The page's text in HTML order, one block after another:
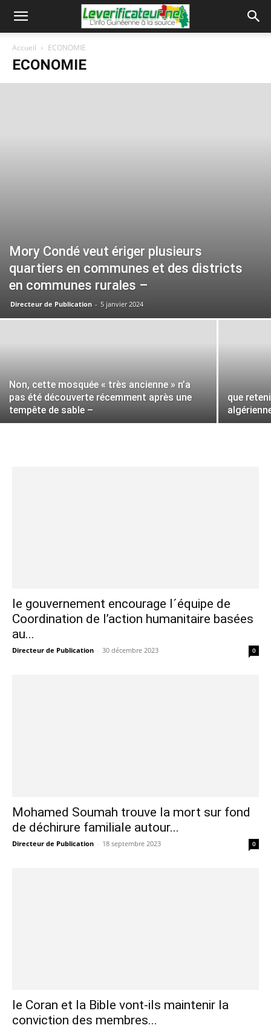
Accueil ECONOMIE
ECONOMIE
Mory Condé veut ériger plusieurs
quartiers en communes et des districts
en communes rurales –
Directeur de Publication - 5 janvier 2024
Non, cette mosquée « très ancienne » n’a
pas été découverte récemment après une
tempête de sable –
que
le gouvernement encourage l´équipe de
Coordination de l’action humanitaire basées
au...
Directeur de Publication - 30 décembre 2023 0
Mohamed Soumah trouve la mort sur fond
de déchirure familiale autour...
Directeur de Publication - 18 septembre 2023 0
le Coran et la Bible vont-ils maintenir la
conviction des membres...